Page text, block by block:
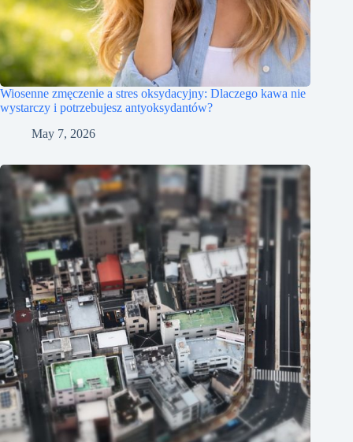
Wiosenne zmęczenie a stres oksydacyjny: Dlaczego kawa nie
wystarczy i potrzebujesz antyoksydantów?
May 7, 2026